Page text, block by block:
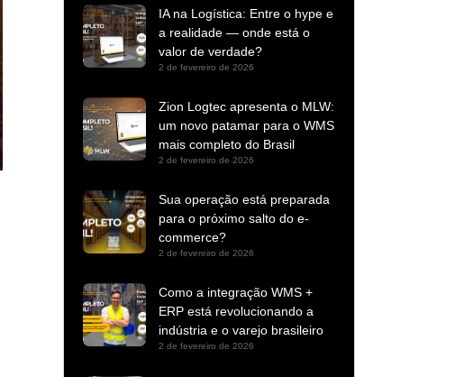
IA na Logística: Entre o hype e
a realidade — onde está o
valor de verdade?
2 de fevereiro de 2026
Zion Logtec apresenta o MLW:
um novo patamar para o WMS
mais completo do Brasil
2 de fevereiro de 2026
Sua operação está preparada
para o próximo salto do e-
commerce?
2 de fevereiro de 2026
Como a integração WMS +
ERP está revolucionando a
indústria e o varejo brasileiro
2 de fevereiro de 2026